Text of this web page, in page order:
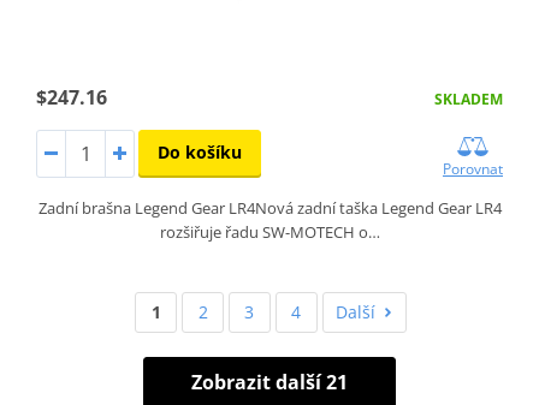
$247.16 SKLADEM
Do košíku
Porovnat
Zadní brašna Legend Gear LR4Nová zadní taška Legend Gear LR4
rozšiřuje řadu SW-MOTECH o…
1 2 3 4 Další
Zobrazit další 21